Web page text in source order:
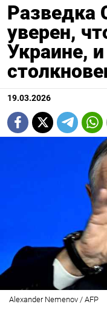
уверен,
Украине,
19.03.2026
Alexander Nemenov / AFP